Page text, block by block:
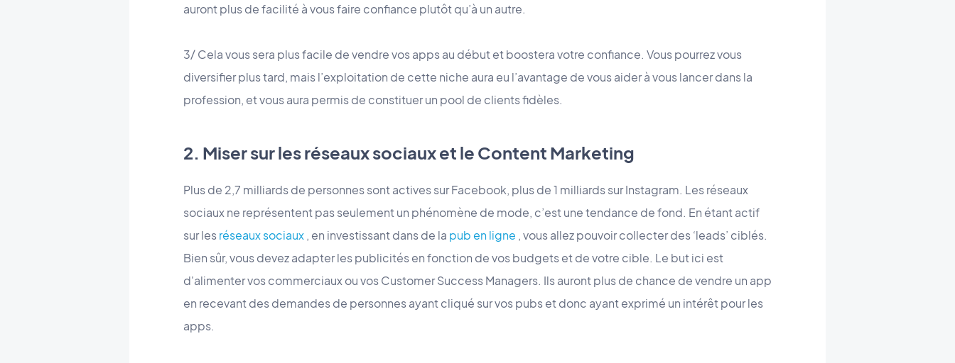
auront plus de facilité à vous faire confiance plutôt qu’à un autre.
3/ Cela vous sera plus facile de vendre vos apps au début et boostera votre confiance. Vous pourrez vous
diversifier plus tard, mais l’exploitation de cette niche aura eu l’avantage de vous aider à vous lancer dans la
profession, et vous aura permis de constituer un pool de clients fidèles.
2. Miser sur les réseaux sociaux et le Content Marketing
Plus de 2,7 milliards de personnes sont actives sur Facebook, plus de 1 milliards sur Instagram. Les réseaux
sociaux ne représentent pas seulement un phénomène de mode, c’est une tendance de fond. En étant actif
sur lesréseaux sociaux, en investissant dans de la pub en ligne , vous allez pouvoir collecter des ‘leads’ ciblés.
Bien sûr, vous devez adapter les publicités en fonction de vos budgets et de votre cible. Le but ici est
d'alimenter vos commerciaux ou vos Customer Success Managers. Ils auront plus de chance de vendre un app
en recevant des demandes de personnes ayant cliqué sur vos pubs et donc ayant exprimé un intérêt pour les
apps.